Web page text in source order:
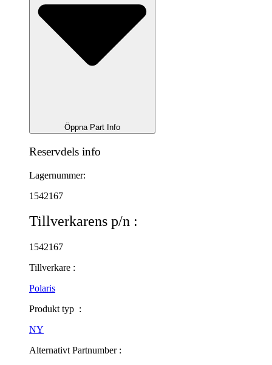
Öppna Part Info
Reservdels info
Lagernummer:
1542167
Tillverkarens p/n :
1542167
Tillverkare :
Polaris
Produkt typ :
NY
Alternativt Partnumber :